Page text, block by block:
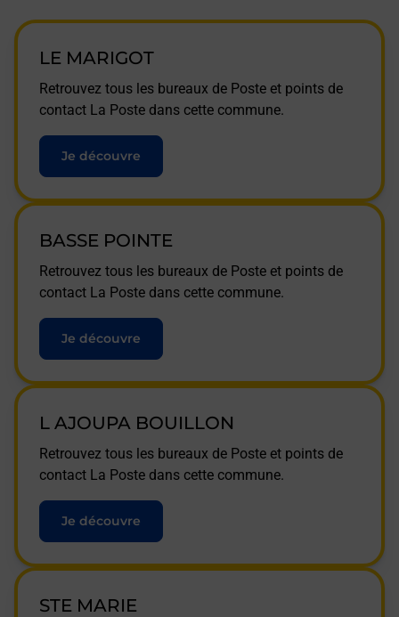
LE MARIGOT
Retrouvez tous les bureaux de Poste et points de
contact La Poste dans cette commune.
Je découvre
BASSE POINTE
Retrouvez tous les bureaux de Poste et points de
contact La Poste dans cette commune.
Je découvre
L AJOUPA BOUILLON
Retrouvez tous les bureaux de Poste et points de
contact La Poste dans cette commune.
Je découvre
STE MARIE